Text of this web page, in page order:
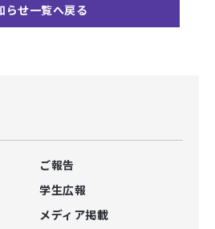
らせ一覧へ戻る
ご報告
学生広報
メディア掲載